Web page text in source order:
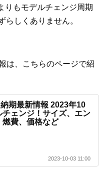
りもモデルチェンジ周期
らしくありません。
は、こちらのページで紹
納期最新情報 2023年10
チェンジ！サイズ、エン
燃費、価格など
2023-10-03 11:00